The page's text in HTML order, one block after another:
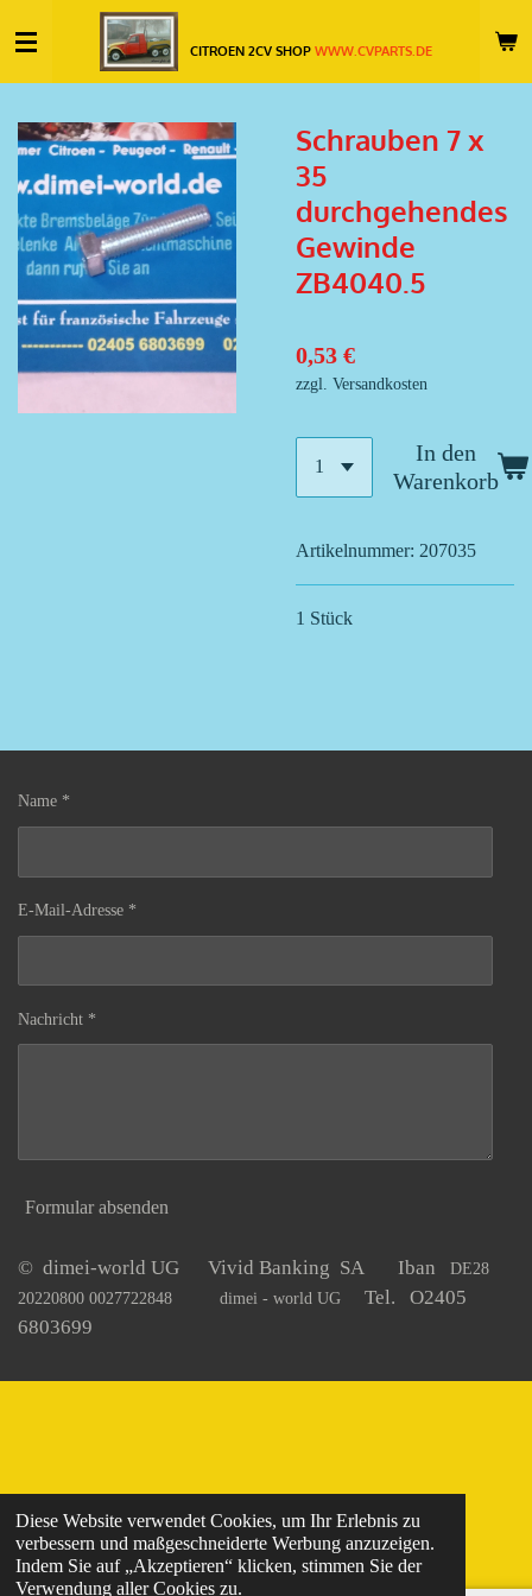
Diese Website verwendet Cookies, um Ihr Erlebnis zu
verbessern und maßgeschneiderte Werbung anzuzeigen.
Indem Sie auf „Akzeptieren“ klicken, stimmen Sie der
Verwendung aller Cookies zu.
Hauptinhalt
springen
CITROEN 2CV SHOPWWW.CVPARTS.DE
Schrauben 7 x
35
durchgehendes
Gewinde
ZB4040.5
0,53 €
zzgl. Versandkosten
In den
Warenkorb
Artikelnummer: 207035
1 Stück
Name *
E-Mail-Adresse *
Nachricht *
Formular absenden
© dimei-world UG Vivid Banking SA Iban
DE28
20220800 0027722848 dimei - world UG Tel. O2405
6803699